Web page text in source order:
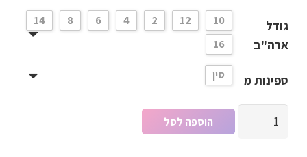
גודל
ארה"ב
10
12
2
4
6
8
14
16
ספינות מ סין
הוספה לסל